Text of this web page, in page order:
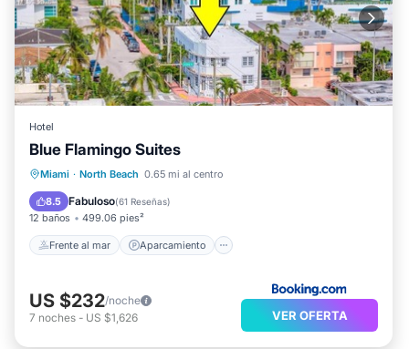
Hotel
Blue Flamingo Suites
Miami · North Beach 0.65 mi al centro
8.5 Fabuloso(61 Reseñas)
12 baños 499.06 pies²
Frente al mar Aparcamiento
Frente al mar
Aparcamiento
Vista al mar
US $232/noche
7 noches - US $1,626 VER OFERTA